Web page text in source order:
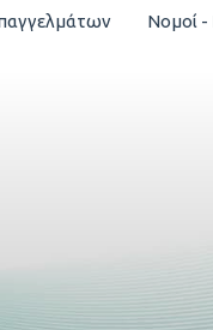
Νομοί -